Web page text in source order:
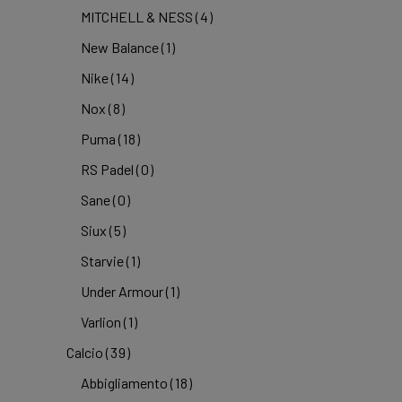
MITCHELL & NESS (4)
New Balance (1)
Nike (14)
Nox (8)
Puma (18)
RS Padel (0)
Sane (0)
Siux (5)
Starvie (1)
Under Armour (1)
Varlion (1)
Calcio (39)
Abbigliamento (18)